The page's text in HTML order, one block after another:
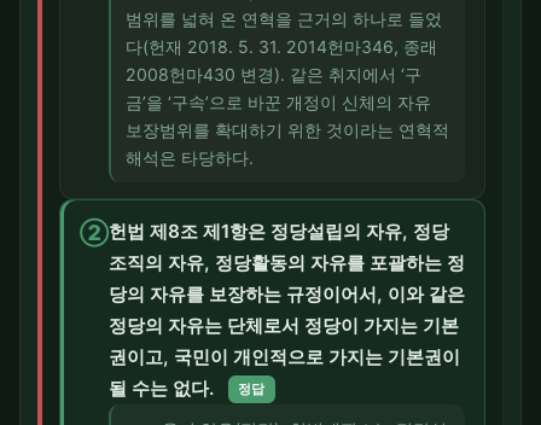
범위를 넓혀 온 연혁을 근거의 하나로 들었
다(헌재 2018. 5. 31. 2014헌마346, 종래
2008헌마430 변경). 같은 취지에서 ‘구
금’을 ‘구속’으로 바꾼 개정이 신체의 자유
보장범위를 확대하기 위한 것이라는 연혁적
해석은 타당하다.
②헌법 제8조 제1항은 정당설립의 자유, 정당
조직의 자유, 정당활동의 자유를 포괄하는 정
당의 자유를 보장하는 규정이어서, 이와 같은
정당의 자유는 단체로서 정당이 가지는 기본
권이고, 국민이 개인적으로 가지는 기본권이
될 수는 없다.
정답